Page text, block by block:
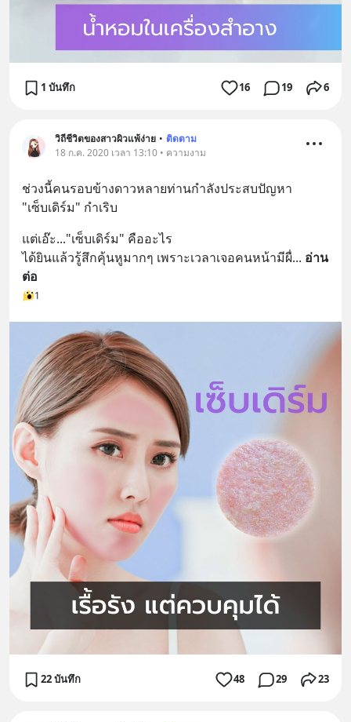
1 บันทึก 16 19 6
วิถีชีวิตของสาวผิวแพ้ง่าย • ติดตาม
18 ก.ค. 2020 เวลา 13:10 • ความงาม
ช่วงนี้คนรอบข้างดาวหลายท่านกำลังประสบปัญหา
"เซ็บเดิร์ม" กำเริบ
แต่เอ๊ะ..."เซ็บเดิร์ม" คืออะไร
ได้ยินแล้วรู้สึกคุ้นหูมากๆ เพราะเวลาเจอคนหน้ามีผื่... อ่าน
ต่อ
1
22 บันทึก 48 29 23